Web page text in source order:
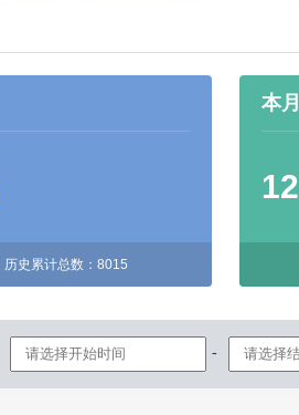
历史累计总数：8015
本月
12
-